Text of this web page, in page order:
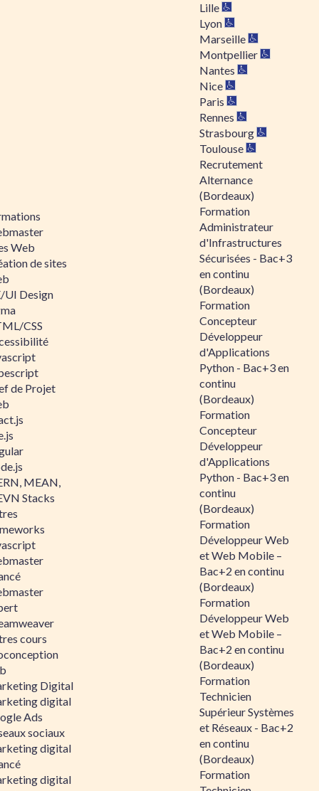
Web
de sites
UI Design
CSS
de Projet
MEAN,
Stacks
cours
Digital
digital
Ads
sociaux
digital
digital
Lille
Lyon
Marseille
Montpellier
Nantes
Nice
Paris
Rennes
Strasbourg
Toulouse
Recrutement
Alternance
(Bordeaux)
Formation
Administrateur
d'Infrastructures
Sécurisées - Bac+3
en continu
(Bordeaux)
Formation
Concepteur
Développeur
d'Applications
Python - Bac+3 en
continu
(Bordeaux)
Formation
Concepteur
Développeur
d'Applications
Python - Bac+3 en
continu
(Bordeaux)
Formation
Développeur Web
et Web Mobile –
Bac+2 en continu
(Bordeaux)
Formation
Développeur Web
et Web Mobile –
Bac+2 en continu
(Bordeaux)
Formation
Technicien
Supérieur Systèmes
et Réseaux - Bac+2
en continu
(Bordeaux)
Formation